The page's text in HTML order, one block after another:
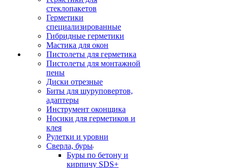
стеклопакетов
Герметики
специализированные
Гибридные герметики
Мастика для окон
Пистолеты для герметика
Пистолеты для монтажной
пены
Диски отрезные
Биты для шуруповертов,
адаптеры
Инструмент оконщика
Носики для герметиков и
клея
Рулетки и уровни
Сверла, буры
Буры по бетону и
кирпичу SDS+